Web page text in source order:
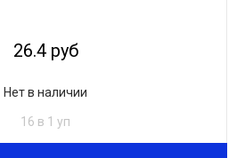
26.4 руб
Нет в наличии
16 в 1 уп